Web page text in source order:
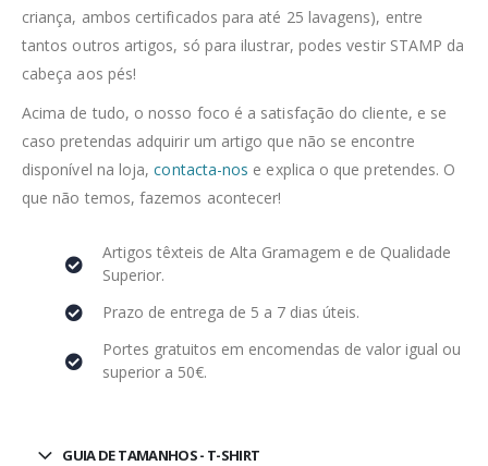
criança, ambos certificados para até 25 lavagens), entre
tantos outros artigos, só para ilustrar, podes vestir STAMP da
cabeça aos pés!
Acima de tudo, o nosso foco é a satisfação do cliente, e se
caso pretendas adquirir um artigo que não se encontre
disponível na loja,contacta-nos e explica o que pretendes. O
que não temos, fazemos acontecer!
Artigos têxteis de Alta Gramagem e de Qualidade
Superior.
Prazo de entrega de 5 a 7 dias úteis.
Portes gratuitos em encomendas de valor igual ou
superior a 50€.
GUIA DE TAMANHOS - T-SHIRT